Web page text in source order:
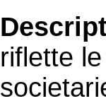
riflette